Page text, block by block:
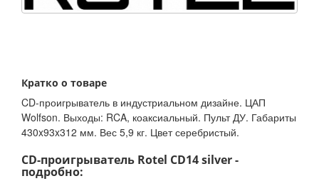
Кратко о товаре
CD-проигрыватель в индустриальном дизайне. ЦАП
Wolfson. Выходы: RCA, коаксиальный. Пульт ДУ. Габариты
430x93x312 мм. Вес 5,9 кг. Цвет серебристый.
CD-проигрыватель Rotel CD14 silver -
подробно: